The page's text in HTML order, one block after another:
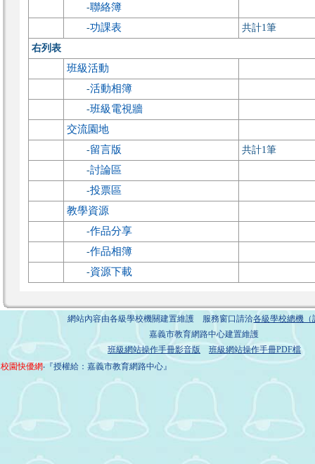
-聯絡簿
-功課表
共計1筆
右列表
班級活動
-活動相簿
-班級電視牆
交流園地
-留言版
共計1筆
-討論區
-投票區
教學資源
-作品分享
-作品相簿
-資源下載
網站內容由各級學校機關建置維護 服務窗口請洽各級學校總機（
嘉義市教育網路中心建置維護
班級網站操作手冊影音版
班級網站操作手冊PDF檔
校園快優網‧『授權給：嘉義市教育網路中心』